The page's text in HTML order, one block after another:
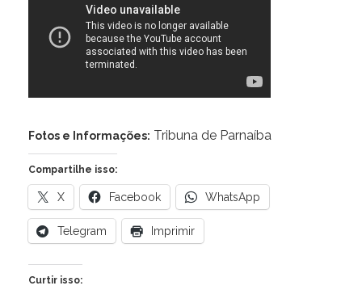
Fotos e Informações: Tribuna de Parnaíba
Compartilhe isso:
X Facebook WhatsApp
Telegram Imprimir
Curtir isso: